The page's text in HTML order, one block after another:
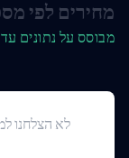
מחירים לפי
מבוסס על נתונים עדכניים
לא הצלחנו